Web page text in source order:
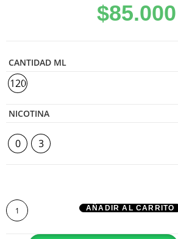
$85.000
CANTIDAD ML
120
NICOTINA
0 3
AÑADIR AL CARRITO